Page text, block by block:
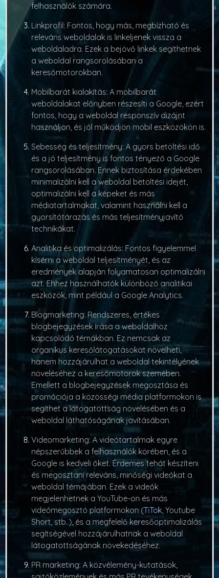
felhasználók számára.
Linkprofil: Fontos, hogy más, megbízható és
releváns weboldalak is linkeljenek vissza a
weboldaladra. Ezek a bejövő linkek segíthetnek
a weboldal rangsorolásában a
keresőmotorokban.
Mobilbarát kialakítás: A mobilbarát
weboldalakat előnyben részesíti a Google, ezért
fontos, hogy a weboldal responszív dizájnt
használjon, és jól működjön mobil eszközökön is.
Sebesség és teljesítmény: A gyors betöltési idő
és a jó teljesítmény is fontos tényező a Google
rangsorolásában. Ennek biztosítása érdekében
minimalizálni kell a weboldal betöltési idejét,
optimalizálni kell a képeket és más
médiatartalmakat, valamint használni kell a
gyorsítótárazás és más teljesítményjavító
technikákat.
Analitika és optimalizálás: Fontos figyelemmel
kísérni a weboldal teljesítményét, és az
eredmények alapján folyamatosan optimalizálni
azt. Ehhez használhatók különböző analitikai
eszközök, mint például a Google Analytics.
Blogmarketing: Rendszeres, értékes
blogbejegyzések írása a weboldalhoz
kapcsolódó témákban. Ez nemcsak az
organikus keresőlátogatásokat növelheti,
hanem hozzájárulhat a weboldal tekintélyének
növeléséhez a keresőmotorok szemében.
Emellett a blogbejegyzések megosztása és
promóciója a közösségi média platformokon is
segíthet a látogatottság növelésében és a
weboldal láthatóságának javításában.
Videomarketing: A videótartalmak egyre
népszerűbbek a felhasználók körében, és a
Google is kedveli őket. Érdemes tehát készíteni
és megosztani releváns, minőségi videókat a
weboldal témájában. Ezek a videók
megjelenhetnek a YouTube-on és más
videómegosztó platformokon (TiTok , Youtube
Short, stb..), és a megfelelő keresőoptimalizálás
segítségével hozzájárulhatnak a weboldal
látogatottságának növekedéséhez.
PR marketing: A közvélemény-kutatások,